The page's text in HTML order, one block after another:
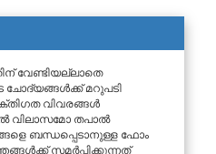
വേണ്ടിയല്ലാതെ
ചോദ്യങ്ങൾക്ക് മറുപടി
വിവരങ്ങൾ
വിലാസമോ തപാൽ
ബന്ധപ്പെടാനുള്ള ഫോം
സമർപ്പിക്കുന്നത്